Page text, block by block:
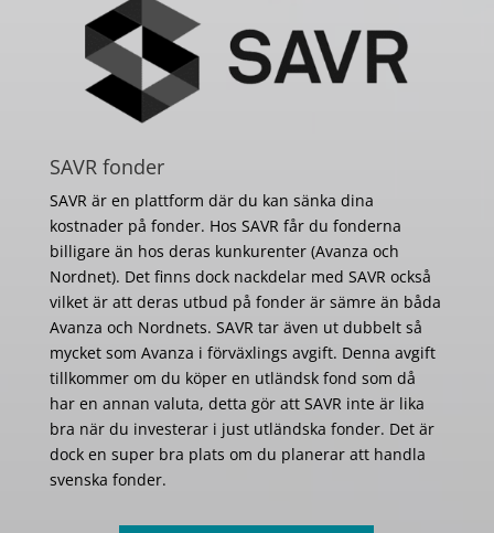
SAVR fonder
SAVR är en plattform där du kan sänka dina
kostnader på fonder. Hos SAVR får du fonderna
billigare än hos deras kunkurenter (Avanza och
Nordnet). Det finns dock nackdelar med SAVR också
vilket är att deras utbud på fonder är sämre än båda
Avanza och Nordnets. SAVR tar även ut dubbelt så
mycket som Avanza i förväxlings avgift. Denna avgift
tillkommer om du köper en utländsk fond som då
har en annan valuta, detta gör att SAVR inte är lika
bra när du investerar i just utländska fonder. Det är
dock en super bra plats om du planerar att handla
svenska fonder.